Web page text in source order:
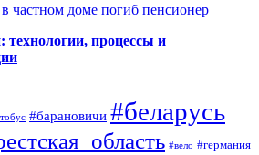
частном доме погиб пенсионер
технологии, процессы и
#барановичи #беларусь
#вело #германия